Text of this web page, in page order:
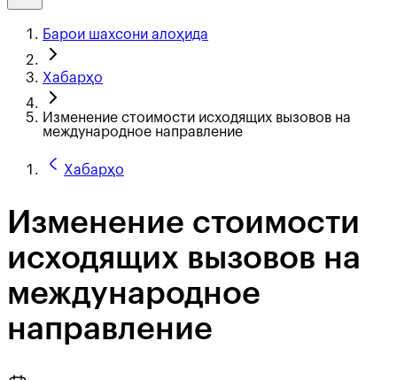
Барои шахсони алоҳида
Хабарҳо
Изменение стоимости исходящих вызовов на
международное направление
Хабарҳо
Изменение стоимости
исходящих вызовов на
международное
направление